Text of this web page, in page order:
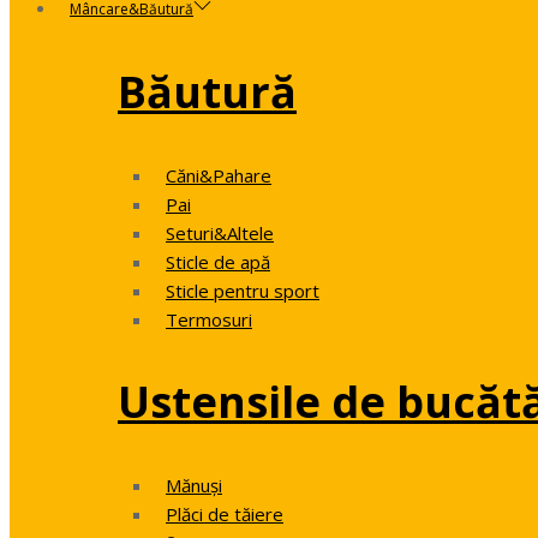
Mâncare&Băutură
Băutură
Căni&Pahare
Pai
Seturi&Altele
Sticle de apă
Sticle pentru sport
Termosuri
Ustensile de
Mănuși
Plăci de tăiere